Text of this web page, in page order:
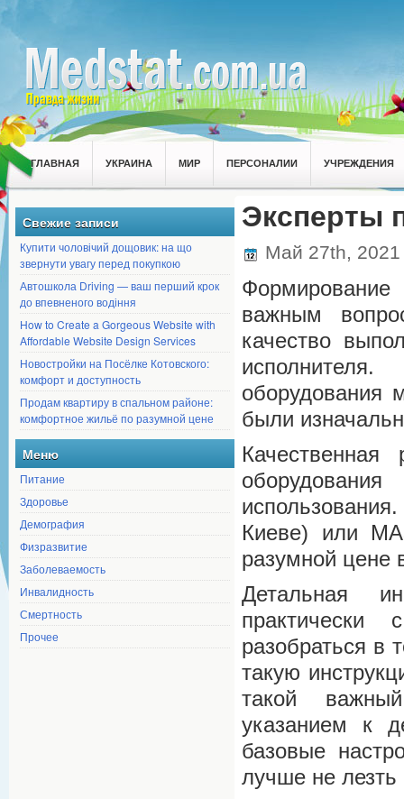
ГЛАВНАЯ УКРАИНА МИР ПЕРСОНАЛИИ УЧРЕЖДЕНИЯ
Свежие записи
Купити чоловічий дощовик: на що
звернути увагу перед покупкою
Автошкола Driving — ваш перший крок
до впевненого водіння
How to Create a Gorgeous Website with
Affordable Website Design Services
Новостройки на Посёлке Котовского:
комфорт и доступность
Продам квартиру в спальном районе:
комфортное жильё по разумной цене
Меню
Питание
Здоровье
Демография
Физразвитие
Заболеваемость
Инвалидность
Смертность
Прочее
Эксперты
Май 27th,
Формирование
важным
качество
исполнителя.
оборудования
были
Киеве) или
разумной цене
Детальная
разобраться в
такую
такой
указанием к
базовые
лучше не